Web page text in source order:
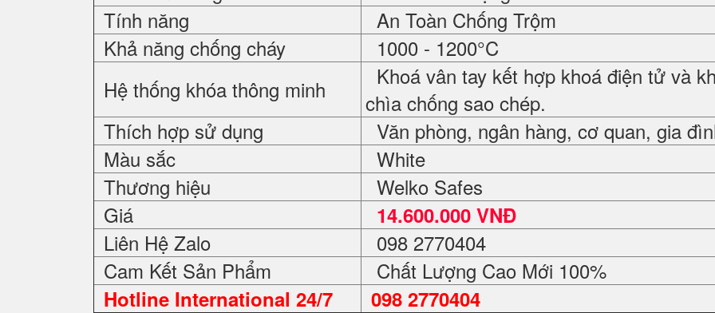
Tính năng
An Toàn Chống Trộm
Khả năng chống cháy
1000 - 1200°C
Hệ thống khóa thông minh
Khoá vân tay kết hợp khoá điện tử và
chìa chống sao chép.
Thích hợp sử dụng
Văn phòng, ngân hàng, cơ quan, gia
Màu sắc
White
Thương hiệu
Welko Safes
Giá
14.600.000 VNĐ
Liên Hệ Zalo
098 2770404
Cam Kết Sản Phẩm
Chất Lượng Cao Mới 100%
Hotline International 24/7 098 2770404